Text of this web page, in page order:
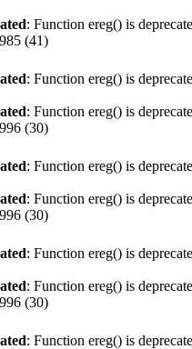
: Function ereg() is
(41)
: Function ereg() is
: Function ereg() is
(30)
: Function ereg() is
: Function ereg() is
(30)
: Function ereg() is
: Function ereg() is
(30)
: Function ereg() is